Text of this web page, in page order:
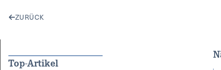
ZURÜCK
Top-Artikel